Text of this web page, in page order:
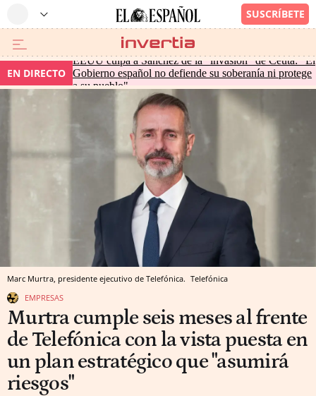
EN DIRECTO
EEUU culpa a Sánchez de la "invasión" de Ceuta: "El
Gobierno español no defiende su soberanía ni protege
a su pueblo"
Marc Murtra, presidente ejecutivo de Telefónica. Telefónica
EMPRESAS
Murtra cumple seis meses al frente
de Telefónica con la vista puesta en
un plan estratégico que "asumirá
riesgos"